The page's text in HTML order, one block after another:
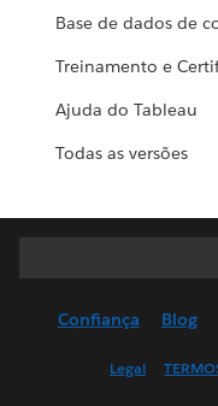
Base de dados de
Treinamento e
Ajuda do Tableau
Todas as versões
Confiança Blog
Legal